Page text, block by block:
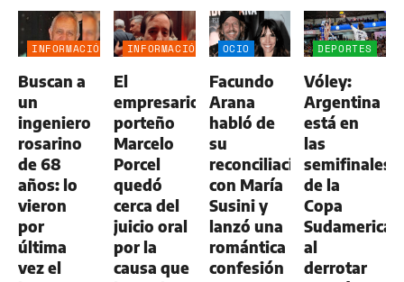
INFORMACIÓN
Buscan a
un
ingeniero
rosarino
de 68
años: lo
vieron
por
última
vez el
INFORMACIÓN
El
empresario
porteño
Marcelo
Porcel
quedó
cerca del
juicio oral
por la
causa que
OCIO
Facundo
Arana
habló de
su
reconciliación
con María
Susini y
lanzó una
romántica
confesión
DEPORTES
Vóley:
Argentina
está en
las
semifinales
de la
Copa
al
derrotar